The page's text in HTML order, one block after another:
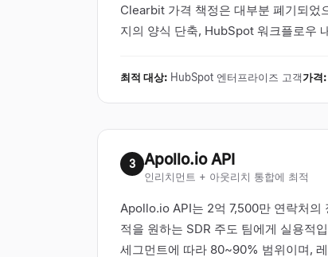
Clearbit 가격 책정은 대부분 폐기되었
지의 양식 단축, HubSpot 워크플로우
최적 대상: HubSpot 엔터프라이즈 고객가격:
3 Apollo.io API
인리치먼트 + 아웃리치 통합에 최적
Apollo.io API는 2억 7,500만 연락처의
적을 원하는 SDR 주도 팀에게 실용적
세그먼트에 따라 80~90% 범위이며,